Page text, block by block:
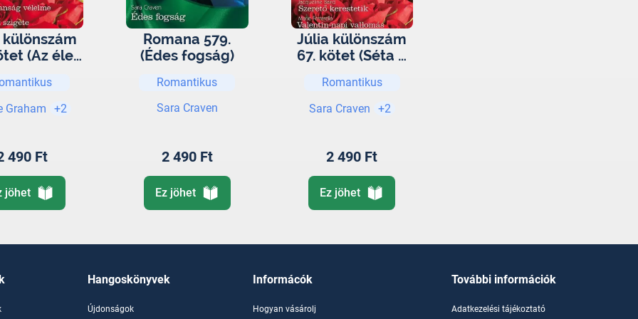
(Az élet
Az
Graham
+2
490 Ft
jöhet
Romana 579.
(Édes fogság)
Romantikus
Sara Craven
2 490 Ft
Ez jöhet
Júlia különszám
67. kötet (Séta a
kerestetik,
Valentin-napi
Romantikus
Sara Craven
+2
2 490 Ft
Ez jöhet
Hangoskönyvek
Újdonságok
Informácók
Hogyan vásárolj
További információk
Adatkezelési tájékoztató